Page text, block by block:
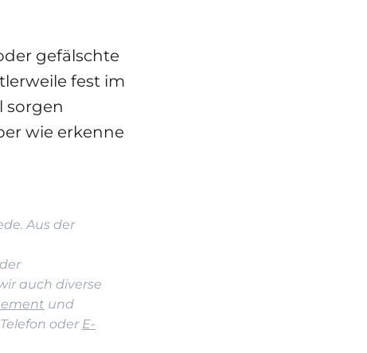
gefälschte
fest im
sorgen
wie erkenne
Aus der
auch diverse
und
oder E-